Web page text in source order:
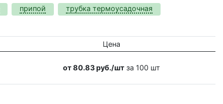
припой
трубка термоусадочная
Цена
от 80.83 руб./шт за 100 шт